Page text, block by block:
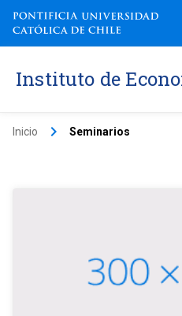
Instituto de
Inicio keyboard_arrow_right Seminarios